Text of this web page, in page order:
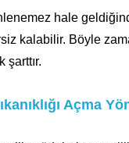
hale
kalabilir. Böyle
şarttır.
Açma